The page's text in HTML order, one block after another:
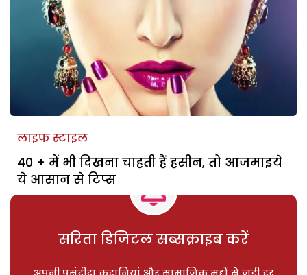
लाइफ स्टाइल
40 + में भी दिखना चाहती हैं हसीन, तो आजमाइये
ये आसान से टिप्स
सरिता डिजिटल सब्सक्राइब करें